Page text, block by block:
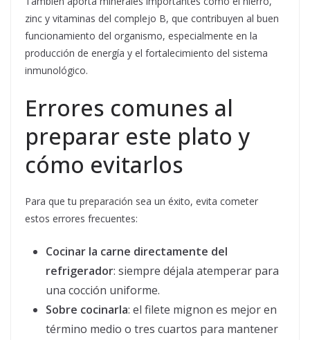
zinc y vitaminas del complejo B, que contribuyen al buen
funcionamiento del organismo, especialmente en la
producción de energía y el fortalecimiento del sistema
inmunológico.
Errores comunes al
preparar este plato y
cómo evitarlos
Para que tu preparación sea un éxito, evita cometer
estos errores frecuentes:
Cocinar la carne directamente del
refrigerador: siempre déjala atemperar para
una cocción uniforme.
Sobre cocinarla: el filete mignon es mejor en
término medio o tres cuartos para mantener